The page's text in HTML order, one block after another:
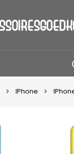
IPhone